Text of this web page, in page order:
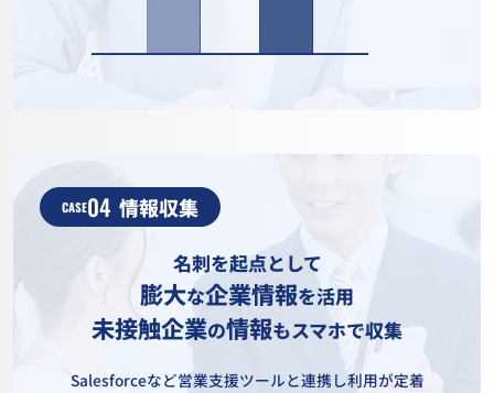
CASE04 情報収集
名刺を起点として
膨大な企業情報を活用
未接触企業の情報もスマホで収集
Salesforceなど営業支援ツールと連携し利用が定着